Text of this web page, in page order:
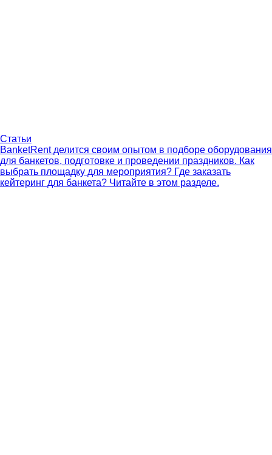
Статьи
BanketRent делится своим опытом в подборе оборудования
для банкетов, подготовке и проведении праздников. Как
выбрать площадку для мероприятия? Где заказать
кейтеринг для банкета? Читайте в этом разделе.